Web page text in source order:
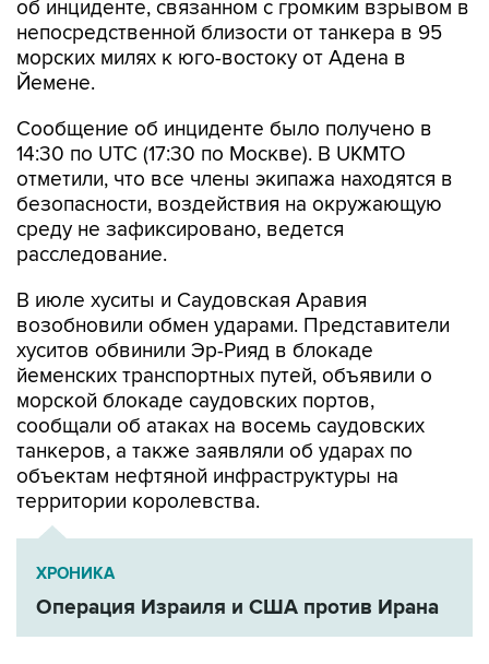
об инциденте, связанном с громким взрывом в
непосредственной близости от танкера в 95
морских милях к юго-востоку от Адена в
Йемене.
Сообщение об инциденте было получено в
14:30 по UTC (17:30 по Москве). В UKMTO
отметили, что все члены экипажа находятся в
безопасности, воздействия на окружающую
среду не зафиксировано, ведется
расследование.
В июле хуситы и Саудовская Аравия
возобновили обмен ударами. Представители
хуситов обвинили Эр-Рияд в блокаде
йеменских транспортных путей, объявили о
морской блокаде саудовских портов,
сообщали об атаках на восемь саудовских
танкеров, а также заявляли об ударах по
объектам нефтяной инфраструктуры на
территории королевства.
ХРОНИКА
Операция Израиля и США против Ирана